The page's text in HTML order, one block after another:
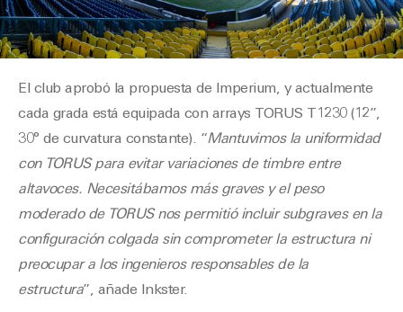
El club aprobó la propuesta de Imperium, y actualmente
cada grada está equipada con arrays TORUS T1230 (12”,
30° de curvatura constante). “Mantuvimos la uniformidad
con TORUS para evitar variaciones de timbre entre
altavoces. Necesitábamos más graves y el peso
moderado de TORUS nos permitió incluir subgraves en la
configuración colgada sin comprometer la estructura ni
preocupar a los ingenieros responsables de la
estructura”, añade Inkster.